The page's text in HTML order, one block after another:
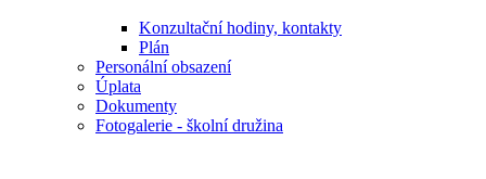
Konzultační hodiny, kontakty
Plán
Personální obsazení
Úplata
Dokumenty
Fotogalerie - školní družina